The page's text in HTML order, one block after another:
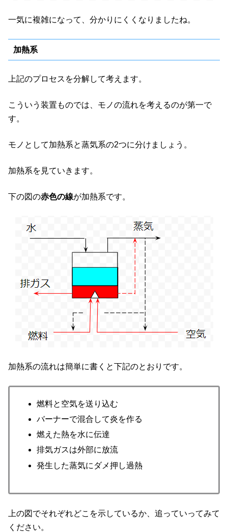
一気に複雑になって、分かりにくくなりましたね。
加熱系
上記のプロセスを分解して考えます。
こういう装置ものでは、モノの流れを考えるのが第一で
す。
モノとして加熱系と蒸気系の2つに分けましょう。
加熱系を見ていきます。
下の図の赤色の線が加熱系です。
加熱系の流れは簡単に書くと下記のとおりです。
燃料と空気を送り込む
バーナーで混合して炎を作る
燃えた熱を水に伝達
排気ガスは外部に放流
発生した蒸気にダメ押し過熱
上の図でそれぞれどこを示しているか、追っていってみて
ください。